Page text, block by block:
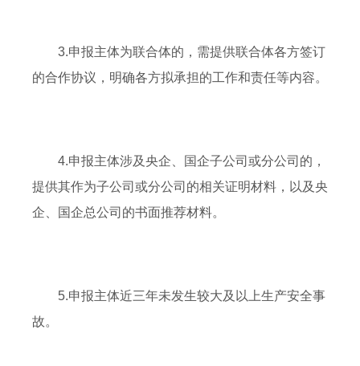
3.申报主体为联合体的，需提供联合体各方签订
的合作协议，明确各方拟承担的工作和责任等内容。
4.申报主体涉及央企、国企子公司或分公司的，
提供其作为子公司或分公司的相关证明材料，以及央
企、国企总公司的书面推荐材料。
5.申报主体近三年未发生较大及以上生产安全事
故。